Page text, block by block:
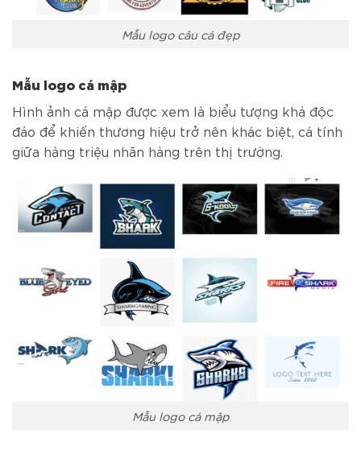
Mẫu logo câu cá đẹp
Mẫu logo cá mập
Hình ảnh cá mập được xem là biểu tượng khá độc
đáo để khiến thương hiệu trở nên khác biệt, cá tính
giữa hàng triệu nhãn hàng trên thị trường.
Mẫu logo cá mập